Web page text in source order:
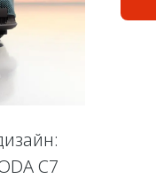
C7